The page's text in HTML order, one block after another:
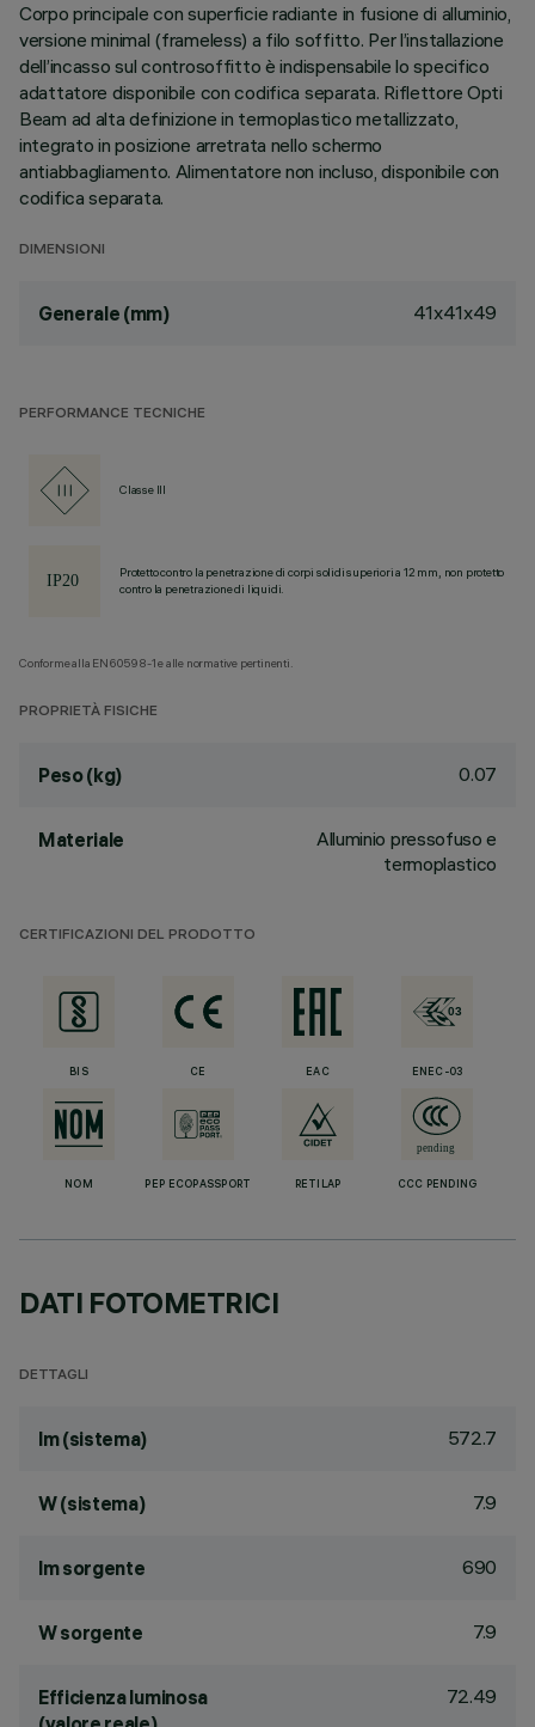
Corpo principale con superficie radiante in fusione di alluminio,
versione minimal (frameless) a filo soffitto. Per l’installazione
dell’incasso sul controsoffitto è indispensabile lo specifico
adattatore disponibile con codifica separata. Riflettore Opti
Beam ad alta definizione in termoplastico metallizzato,
integrato in posizione arretrata nello schermo
antiabbagliamento. Alimentatore non incluso, disponibile con
codifica separata.
DIMENSIONI
Generale (mm) 41x41x49
PERFORMANCE TECNICHE
Classe III
Protetto contro la penetrazione di corpi solidi superiori a 12 mm, non protetto
contro la penetrazione di liquidi.
Conforme alla EN60598-1 e alle normative pertinenti.
PROPRIETÀ FISICHE
Peso (kg) 0.07
Materiale
Alluminio pressofuso e
termoplastico
CERTIFICAZIONI DEL PRODOTTO
BIS CE EAC ENEC-03
NOM PEP ECOPASSPORT RETILAP CCC PENDING
DATI FOTOMETRICI
DETTAGLI
lm (sistema) 572.7
W (sistema) 7.9
lm sorgente 690
W sorgente 7.9
Efficienza luminosa
72.49